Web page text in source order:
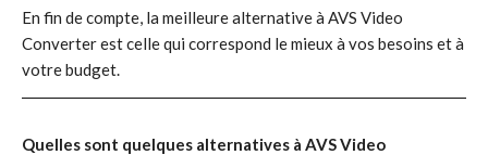
En fin de compte, la meilleure alternative à AVS Video
Converter est celle qui correspond le mieux à vos besoins et à
votre budget.
Quelles sont quelques alternatives à AVS Video